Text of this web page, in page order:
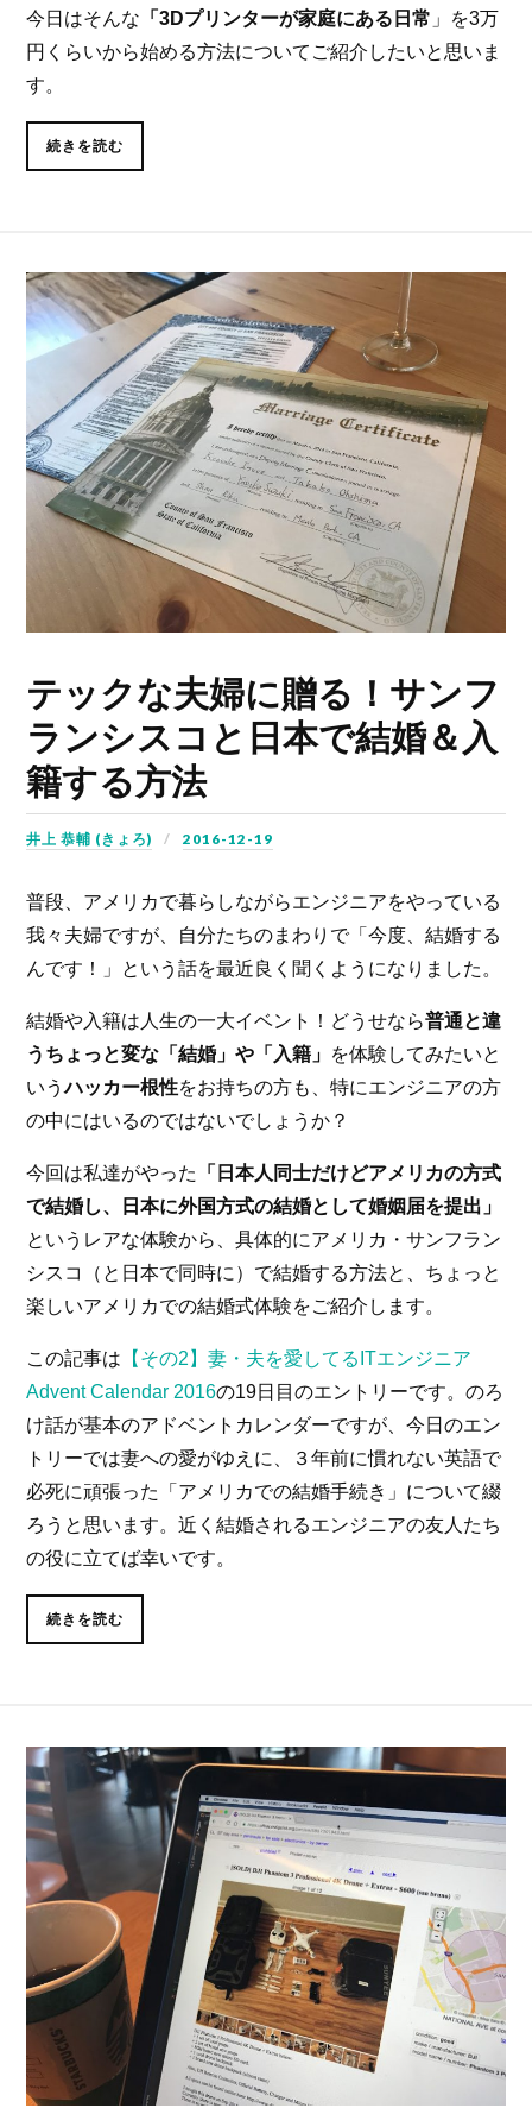
今日はそんな 「3Dプリンターが家庭にある日常 」を3万
円くらいから始める方法についてご紹介したいと思いま
す。
続きを読む
テックな夫婦に贈る！サンフ
ランシスコと日本で結婚＆入
籍する方法
井上 恭輔 (きょろ) 2016-12-19
普段、アメリカで暮らしながらエンジニアをやっている
我々夫婦ですが、自分たちのまわりで「今度、結婚する
んです！」という話を最近良く聞くようになりました。
結婚や入籍は人生の一大イベント！どうせなら普通と違
うちょっと変な「結婚」や「入籍」 を体験してみたいと
いうハッカー根性をお持ちの方も、特にエンジニアの方
の中にはいるのではないでしょうか？
今回は私達がやった
「日本人同士だけどアメリカの方式
で結婚し、日本に外国方式の結婚として婚姻届を提出」
というレアな体験から、具体的にアメリカ・サンフラン
シスコ（と日本で同時に）で結婚する方法と、ちょっと
楽しいアメリカでの結婚式体験をご紹介します。
この記事は 【その2】妻・夫を愛してるITエンジニア
Advent Calendar 2016の19日目のエントリーです。のろ
け話が基本のアドベントカレンダーですが、今日のエン
トリーでは妻への愛がゆえに、３年前に慣れない英語で
必死に頑張った「アメリカでの結婚手続き」について綴
ろうと思います。近く結婚されるエンジニアの友人たち
の役に立てば幸いです。
続きを読む